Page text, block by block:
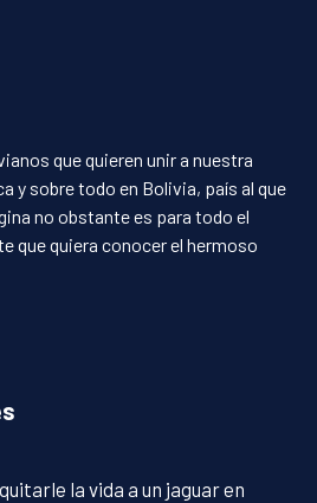
que quieren unir a nuestra
y sobre todo en Bolivia, país al que
no obstante es para todo el
que quiera conocer el hermoso
la vida a un jaguar en